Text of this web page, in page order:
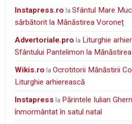
instapress.ro laSfântul Mare
sărbătorit la Mănăstirea Voroneț
Advertoriale.pro la Liturghie
Sfântului Pantelimon la
wikis.ro laOcrotitorii Mănăstirii
Liturghie arhierească
Instapress la Părintele Iulian
înmormântat în satul natal